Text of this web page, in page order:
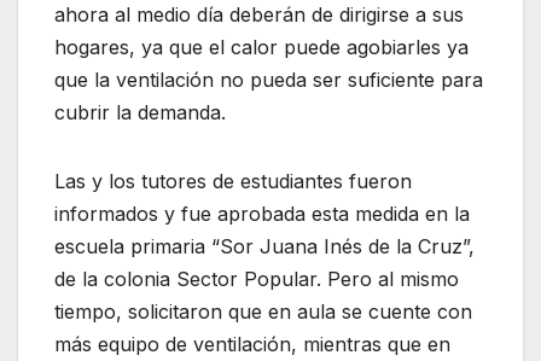
ahora al medio día deberán de dirigirse a sus
hogares, ya que el calor puede agobiarles ya
que la ventilación no pueda ser suficiente para
cubrir la demanda.
Las y los tutores de estudiantes fueron
informados y fue aprobada esta medida en la
escuela primaria “Sor Juana Inés de la Cruz”,
de la colonia Sector Popular. Pero al mismo
tiempo, solicitaron que en aula se cuente con
más equipo de ventilación, mientras que en